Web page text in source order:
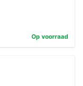
Op voorraad